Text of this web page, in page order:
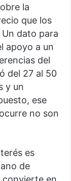
la
que los
dato para
apoyo a un
del
del 27 al 50
y un
ese
no son
es
de